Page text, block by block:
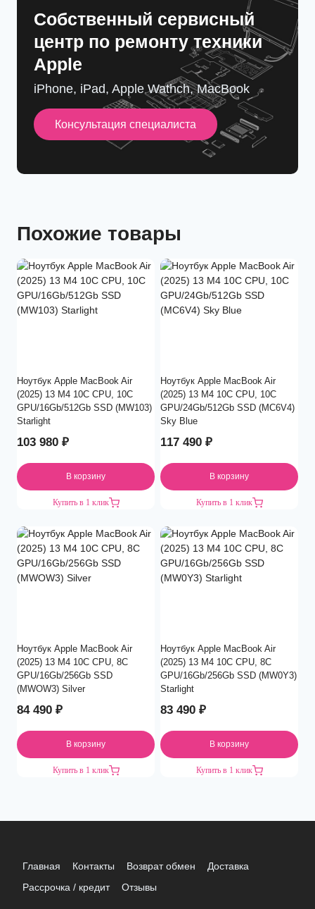
Cобственный сервисный
центр по ремонту техники
Apple
iPhone, iPad, Apple Wathch, MacBook
Консультация специалиста
Похожие товары
Ноутбук Apple MacBook Air
(2025) 13 M4 10C CPU, 10C
GPU/16Gb/512Gb SSD (MW103)
Starlight
103 980 ₽
В корзину
Купить в 1 клик
Ноутбук Apple MacBook Air
(2025) 13 M4 10C CPU, 10C
GPU/24Gb/512Gb SSD (MC6V4)
Sky Blue
117 490 ₽
В корзину
Купить в 1 клик
Ноутбук Apple MacBook Air
(2025) 13 M4 10C CPU, 8C
GPU/16Gb/256Gb SSD
(MWOW3) Silver
84 490 ₽
В корзину
Купить в 1 клик
Ноутбук Apple MacBook Air
(2025) 13 M4 10C CPU, 8C
GPU/16Gb/256Gb SSD (MW0Y3)
Starlight
83 490 ₽
В корзину
Купить в 1 клик
Главная Контакты Возврат обмен
Доставка
Рассрочка / кредит
Отзывы